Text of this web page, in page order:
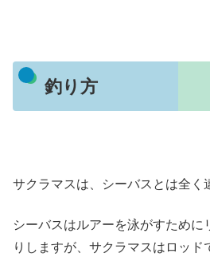
釣り方
サクラマスは、シーバスとは全く
シーバスはルアーを泳がすために
りしますが、サクラマスはロッド